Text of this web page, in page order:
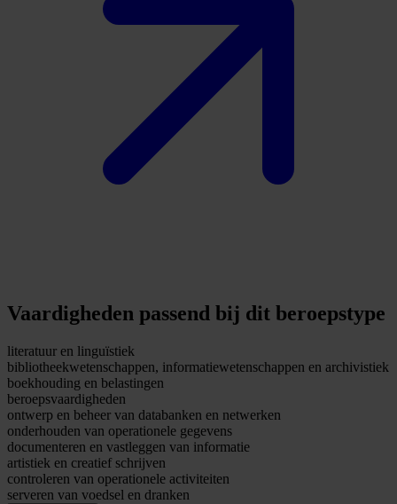
Vaardigheden passend bij dit beroepstype
literatuur en linguïstiek
bibliotheekwetenschappen, informatiewetenschappen en archivistiek
boekhouding en belastingen
beroepsvaardigheden
ontwerp en beheer van databanken en netwerken
onderhouden van operationele gegevens
documenteren en vastleggen van informatie
artistiek en creatief schrijven
controleren van operationele activiteiten
serveren van voedsel en dranken